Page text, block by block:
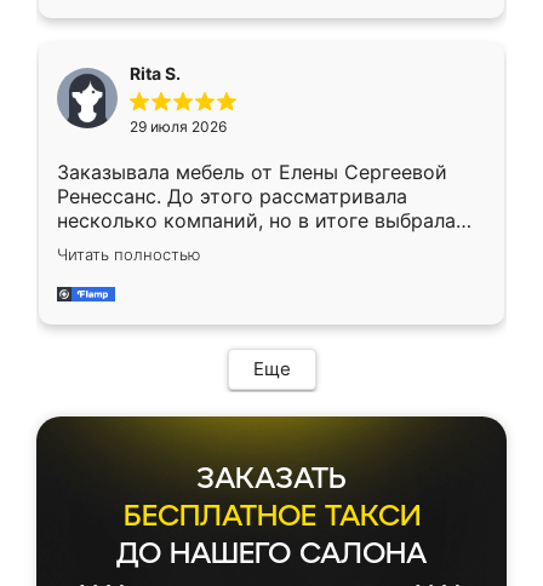
каких-либо доработок. Качеством осталась
довольна, все выглядит так, как и ожидала.
Rita S.
29 июля 2026
Заказывала мебель от Елены Сергеевой
Ренессанс. До этого рассматривала
несколько компаний, но в итоге выбрала
эту. Сначала обговорили условия, потом
приехал замерщик, всё спокойно объяснил
и снял размеры. Изготовили в срок, с
мебель сразу встала на свое место без
каких-либо доработок. Качеством осталась
довольна, все выглядит так, как и ожидала.
Читать полностью
Еще
ЗАКАЗАТЬ
БЕСПЛАТНОЕ ТАКСИ
ДО НАШЕГО САЛОНА